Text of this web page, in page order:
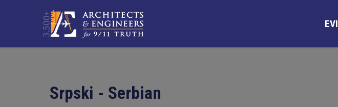
Srpski - Serbian